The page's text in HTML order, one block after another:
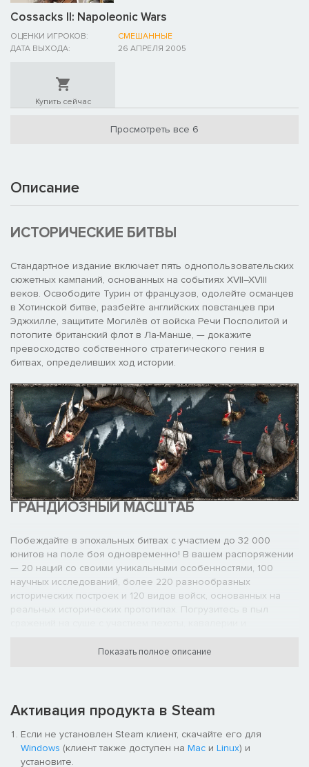
Cossacks II: Napoleonic Wars
ОЦЕНКИ ИГРОКОВ:
СМЕШАННЫЕ
ДАТА ВЫХОДА:
26 АПРЕЛЯ 2005
Купить сейчас
Просмотреть все 6
Описание
ИСТОРИЧЕСКИЕ БИТВЫ
Стандартное издание включает пять однопользовательских
сюжетных кампаний, основанных на событиях XVII–XVIII
веков. Освободите Турин от французов, одолейте османцев
в Хотинской битве, разбейте английских повстанцев при
Эджхилле, защитите Могилёв от войска Речи Посполитой и
потопите британский флот в Ла-Манше, — докажите
превосходство собственного стратегического гения в
битвах, определивших ход истории.
ГРАНДИОЗНЫЙ МАСШТАБ
Побеждайте в эпохальных битвах с участием до 32 000
юнитов на поле боя одновременно! В вашем распоряжении
— 20 наций со своими уникальными особенностями, 100
научных исследований, более 220 разнообразных
исторических построек и 120 видов войск, основанных на
реальных исторических прототипах. Погрузитесь в пыл
Показать полное описание
Активация продукта в Steam
Если не установлен Steam клиент, скачайте его для
Windows (клиент также доступен на Mac и Linux) и
установите.